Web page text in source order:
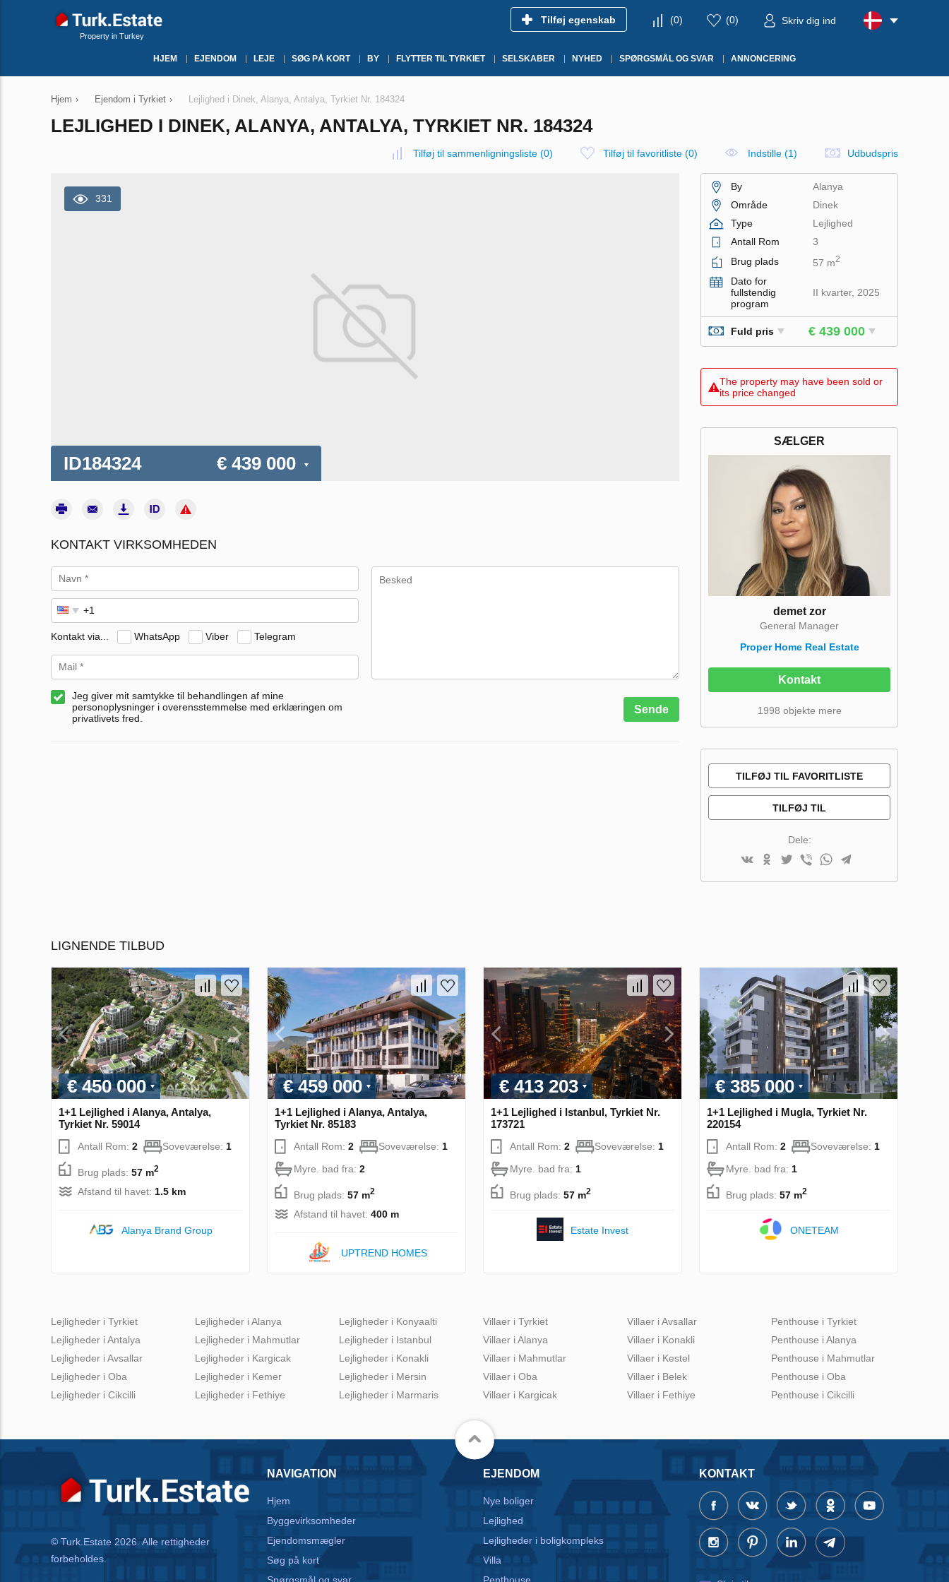
Property in Turkey
Tilføj egenskab (0) (0) Skriv dig ind
HJEM EJENDOM LEJE SØG PÅ KORT BY FLYTTER TIL TYRKIET SELSKABER NYHED SPØRGSMÅL OG SVAR ANNONCERING
Hjem › Ejendom i Tyrkiet › Lejlighed i Dinek, Alanya, Antalya, Tyrkiet Nr. 184324
LEJLIGHED I DINEK, ALANYA, ANTALYA, TYRKIET NR. 184324
Tilføj til sammenligningsliste (0) Tilføj til favoritliste (0) Indstille (1) Udbudspris
331
ID184324 € 439 000
KONTAKT VIRKSOMHEDEN
Kontakt via... WhatsApp Viber Telegram
Jeg giver mit samtykke til behandlingen af mine
personoplysninger i overensstemmelse med erklæringen om
privatlivets fred.
Sende
By
Alanya
Område
Dinek
Type
Lejlighed
Antall Rom
3
Brug plads
57 m2
Dato for
fullstendig
program
II kvarter, 2025
Fuld pris € 439 000
The property may have been sold or
its price changed
SÆLGER
demet zor
General Manager
Proper Home Real Estate
Kontakt
1998 objekte mere
TILFØJ TIL FAVORITLISTE
TILFØJ TIL
Dele:
LIGNENDE TILBUD
€ 450 000
1+1 Lejlighed i Alanya, Antalya,
Tyrkiet Nr. 59014
Antall Rom: 2 Soveværelse: 1
Brug plads: 57 m2
Afstand til havet: 1.5 km
Alanya Brand Group
€ 459 000
1+1 Lejlighed i Alanya, Antalya,
Tyrkiet Nr. 85183
Antall Rom: 2 Soveværelse: 1
Myre. bad fra: 2
Brug plads: 57 m2
Afstand til havet: 400 m
UPTREND HOMES
€ 413 203
1+1 Lejlighed i Istanbul, Tyrkiet Nr.
173721
Antall Rom: 2 Soveværelse: 1
Myre. bad fra: 1
Brug plads: 57 m2
Estate Invest
€ 385 000
1+1 Lejlighed i Mugla, Tyrkiet Nr.
220154
Antall Rom: 2 Soveværelse: 1
Myre. bad fra: 1
Brug plads: 57 m2
ONETEAM
Lejligheder i Tyrkiet
Lejligheder i Antalya
Lejligheder i Avsallar
Lejligheder i Oba
Lejligheder i Cikcilli
Lejligheder i Alanya
Lejligheder i Mahmutlar
Lejligheder i Kargicak
Lejligheder i Kemer
Lejligheder i Fethiye
Lejligheder i Konyaalti
Lejligheder i Istanbul
Lejligheder i Konakli
Lejligheder i Mersin
Lejligheder i Marmaris
Villaer i Tyrkiet
Villaer i Alanya
Villaer i Mahmutlar
Villaer i Oba
Villaer i Kargicak
Villaer i Avsallar
Villaer i Konakli
Villaer i Kestel
Villaer i Belek
Villaer i Fethiye
Penthouse i Tyrkiet
Penthouse i Alanya
Penthouse i Mahmutlar
Penthouse i Oba
Penthouse i Cikcilli
© Turk.Estate 2026. Alle rettigheder
forbeholdes.
NAVIGATION
Hjem
Byggevirksomheder
Ejendomsmægler
Søg på kort
EJENDOM
Nye boliger
Lejlighed
Lejligheder i boligkompleks
Villa
KONTAKT